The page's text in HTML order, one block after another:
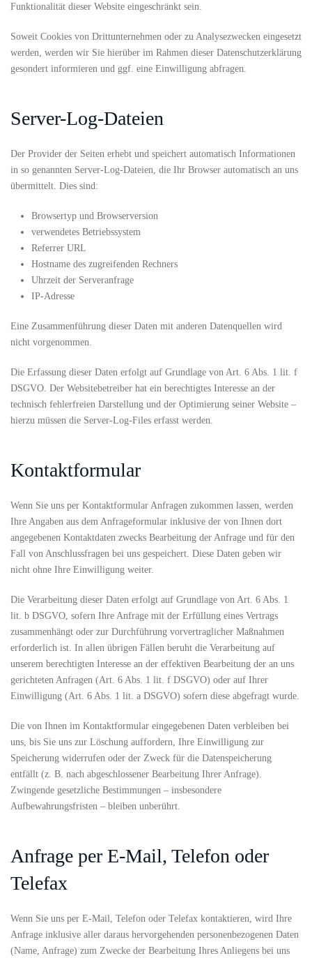
Funktionalität dieser Website eingeschränkt sein.
Soweit Cookies von Drittunternehmen oder zu Analysezwecken eingesetzt
werden, werden wir Sie hierüber im Rahmen dieser Datenschutzerklärung
gesondert informieren und ggf. eine Einwilligung abfragen.
Server-Log-Dateien
Der Provider der Seiten erhebt und speichert automatisch Informationen
in so genannten Server-Log-Dateien, die Ihr Browser automatisch an uns
übermittelt. Dies sind:
Browsertyp und Browserversion
verwendetes Betriebssystem
Referrer URL
Hostname des zugreifenden Rechners
Uhrzeit der Serveranfrage
IP-Adresse
Eine Zusammenführung dieser Daten mit anderen Datenquellen wird
nicht vorgenommen.
Die Erfassung dieser Daten erfolgt auf Grundlage von Art. 6 Abs. 1 lit. f
DSGVO. Der Websitebetreiber hat ein berechtigtes Interesse an der
technisch fehlerfreien Darstellung und der Optimierung seiner Website –
hierzu müssen die Server-Log-Files erfasst werden.
Kontaktformular
Wenn Sie uns per Kontaktformular Anfragen zukommen lassen, werden
Ihre Angaben aus dem Anfrageformular inklusive der von Ihnen dort
angegebenen Kontaktdaten zwecks Bearbeitung der Anfrage und für den
Fall von Anschlussfragen bei uns gespeichert. Diese Daten geben wir
nicht ohne Ihre Einwilligung weiter.
Die Verarbeitung dieser Daten erfolgt auf Grundlage von Art. 6 Abs. 1
lit. b DSGVO, sofern Ihre Anfrage mit der Erfüllung eines Vertrags
zusammenhängt oder zur Durchführung vorvertraglicher Maßnahmen
erforderlich ist. In allen übrigen Fällen beruht die Verarbeitung auf
unserem berechtigten Interesse an der effektiven Bearbeitung der an uns
gerichteten Anfragen (Art. 6 Abs. 1 lit. f DSGVO) oder auf Ihrer
Einwilligung (Art. 6 Abs. 1 lit. a DSGVO) sofern diese abgefragt wurde.
Die von Ihnen im Kontaktformular eingegebenen Daten verbleiben bei
uns, bis Sie uns zur Löschung auffordern, Ihre Einwilligung zur
Speicherung widerrufen oder der Zweck für die Datenspeicherung
entfällt (z. B. nach abgeschlossener Bearbeitung Ihrer Anfrage).
Zwingende gesetzliche Bestimmungen – insbesondere
Aufbewahrungsfristen – bleiben unberührt.
Anfrage per E-Mail, Telefon oder
Telefax
Wenn Sie uns per E-Mail, Telefon oder Telefax kontaktieren, wird Ihre
Anfrage inklusive aller daraus hervorgehenden personenbezogenen Daten
(Name, Anfrage) zum Zwecke der Bearbeitung Ihres Anliegens bei uns